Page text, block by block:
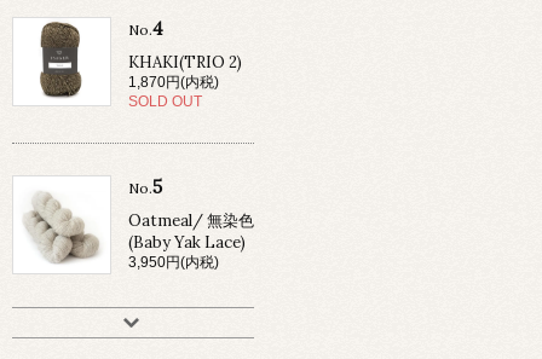
No.4
KHAKI(TRIO 2)
1,870円(内税)
SOLD OUT
No.5
Oatmeal/ 無染色
(Baby Yak Lace)
3,950円(内税)